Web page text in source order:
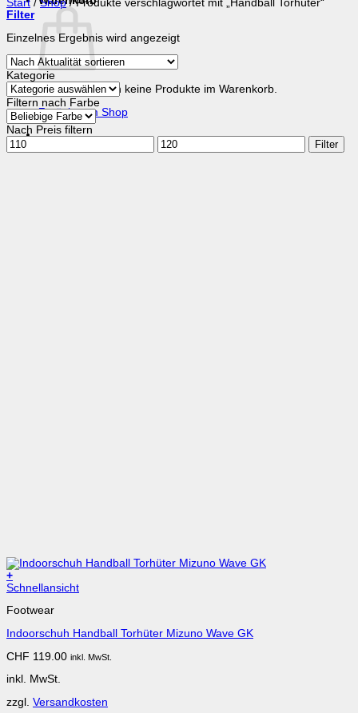
Es befinden sich keine Produkte im Warenkorb.
Zurück zum Shop
Start / Shop /Produkte verschlagwortet mit „Handball Torhüter“
Filter
Einzelnes Ergebnis wird angezeigt
Kategorie
Filtern nach Farbe
Nach Preis filtern
Min.
Preis
Max.
Preis
Filter
+
Dieses
weist
Varianten
Die
können
der
Schnellansicht
Footwear
Indoorschuh Handball Torhüter Mizuno Wave GK
CHF 119.00 inkl. MwSt.
inkl. MwSt.
zzgl. Versandkosten